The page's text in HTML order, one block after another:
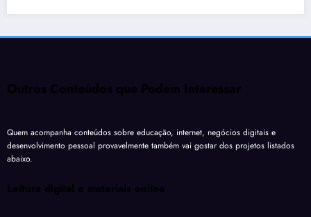
Outros Conteúdos que Podem Interessar
Quem acompanha conteúdos sobre educação, internet, negócios digitais e
desenvolvimento pessoal provavelmente também vai gostar dos projetos listados
abaixo.
Leitura digital e materiais online